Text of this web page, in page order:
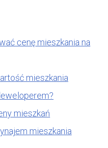
cenę mieszkania na
mieszkania
mieszkań
mieszkania